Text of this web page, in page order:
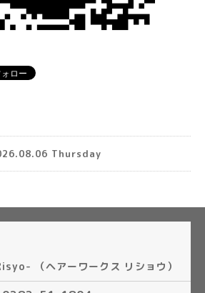
Thursday
（ヘアーワークス リショウ）